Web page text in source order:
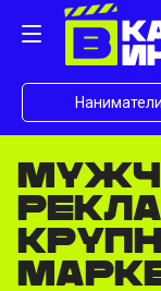
Наниматели